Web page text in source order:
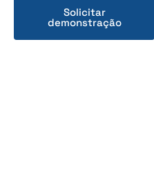
Solicitar
demonstração